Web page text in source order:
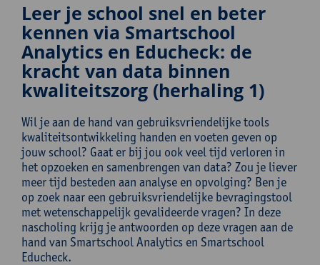
Leer je school snel en beter
kennen via Smartschool
Analytics en Educheck: de
kracht van data binnen
kwaliteitszorg (herhaling 1)
Wil je aan de hand van gebruiksvriendelijke tools
kwaliteitsontwikkeling handen en voeten geven op
jouw school? Gaat er bij jou ook veel tijd verloren in
het opzoeken en samenbrengen van data? Zou je liever
meer tijd besteden aan analyse en opvolging? Ben je
op zoek naar een gebruiksvriendelijke bevragingstool
met wetenschappelijk gevalideerde vragen? In deze
nascholing krijg je antwoorden op deze vragen aan de
hand van Smartschool Analytics en Smartschool
Educheck.